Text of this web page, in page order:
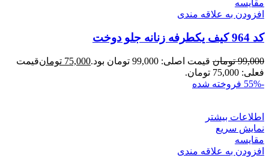
مقايسه
افزودن به علاقه مندی
کد 964 کیف یکطرفه زنانه جلو دوخت
99,000 تومان قیمت اصلی: 99,000 تومان بود. 75,000 تومانقیمت
فعلی: 75,000 تومان.
-55%
فروخته شده
اطلاعات بیشتر
نمایش سریع
مقايسه
افزودن به علاقه مندی